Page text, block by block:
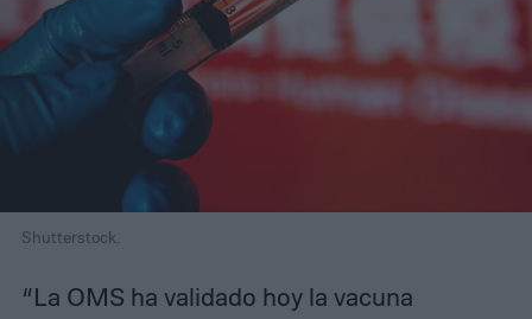
Shutterstock.
“La OMS ha validado hoy la vacuna